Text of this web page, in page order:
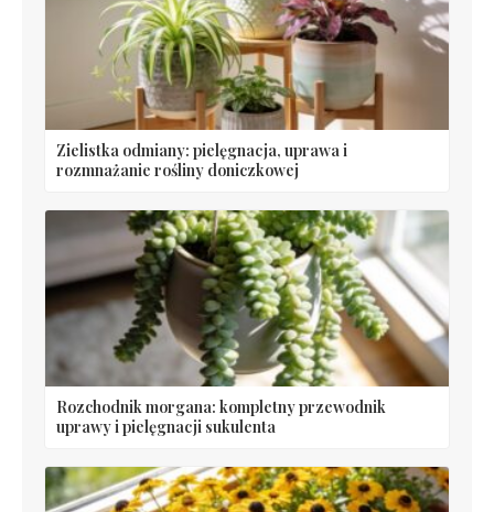
Zielistka odmiany: pielęgnacja, uprawa i
rozmnażanie rośliny doniczkowej
Rozchodnik morgana: kompletny przewodnik
uprawy i pielęgnacji sukulenta